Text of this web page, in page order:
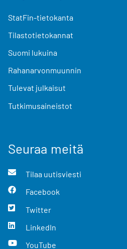
StatFin-tietokanta
Tilastotietokannat
Suomi lukuina
Rahanarvonmuunnin
Tulevat julkaisut
Tutkimusaineistot
Seuraa meitä
Tilaa uutisviesti
Facebook
Twitter
LinkedIn
YouTube